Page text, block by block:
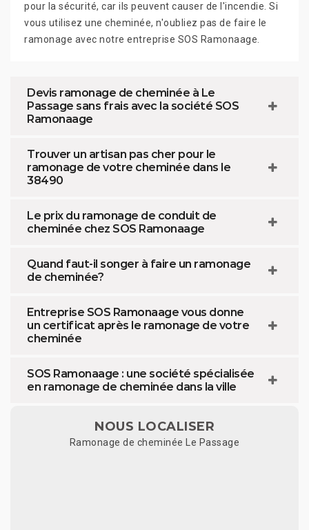
pour la sécurité, car ils peuvent causer de l'incendie. Si
vous utilisez une cheminée, n'oubliez pas de faire le
ramonage avec notre entreprise SOS Ramonaage.
Devis ramonage de cheminée à Le
Passage sans frais avec la société SOS
Ramonaage
Trouver un artisan pas cher pour le
ramonage de votre cheminée dans le
38490
Le prix du ramonage de conduit de
cheminée chez SOS Ramonaage
Quand faut-il songer à faire un ramonage
de cheminée?
Entreprise SOS Ramonaage vous donne
un certificat après le ramonage de votre
cheminée
SOS Ramonaage : une société spécialisée
en ramonage de cheminée dans la ville
NOUS LOCALISER
Ramonage de cheminée Le Passage